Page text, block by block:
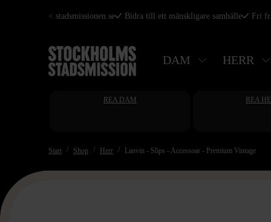
Hoppa
huvudinnehåll
< stadsmissionen.se Bidra till ett mänskligare samhälle Fri
DAM HERR
REA DAM REA
Start Shop Herr Lanvin - Slips - Accessoar - Premium Vintage